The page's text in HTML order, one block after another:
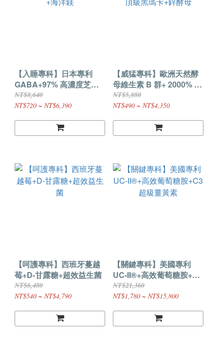
【入睡專科】日本專利
GABA+97% 高濃度芝麻
素+海洋鎂
NT$8,640
NT$720 ~ NT$6,390
【威猛專科】歐洲天然酵
母維生素 B 群+ 2000% 頂
級黑瑪卡+鋅酵母
NT$5,880
NT$490 ~ NT$4,350
【呵護專科】西班牙蔓越
莓+D-甘露糖+超效益生菌
NT$6,480
NT$540 ~ NT$4,790
【關鍵專科】美國專利
UC-II®+高效葡萄糖胺+C3
超級薑黃素
NT$21,360
NT$1,780 ~ NT$15,800